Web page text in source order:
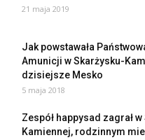
21 maja 2019
Jak powstawała
Amunicji w Skarżysku-
dzisiejsze Mesko
5 maja 2018
Zespół happysad zagrał
Kamiennej, rodzinnym